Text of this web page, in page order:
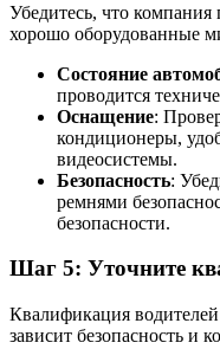
Убедитесь, что компания
хорошо оборудованные
Состояние
проводится
Оснащение:
кондиционеры,
видеосистемы.
Безопасность:
ремнями
безопасности.
Шаг 5: Уточните
Квалификация
зависит безопасность и